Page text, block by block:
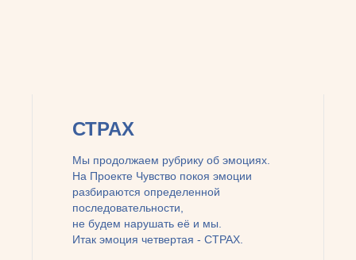
СТРАХ
Мы продолжаем рубрику об эмоциях.
На Проекте Чувство покоя эмоции
разбираются определенной
последовательности,
не будем нарушать её и мы.
Итак эмоция четвертая - СТРАХ.